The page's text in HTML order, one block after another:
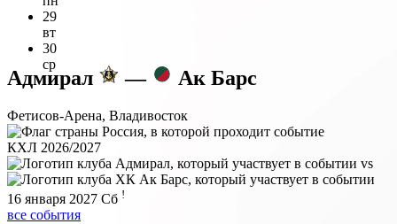
29
вт
30
ср
Адмирал — Ак Барс
Фетисов-Арена, Владивосток
КХЛ 2026/2027
vs
16 января 2027 Сб !
все события